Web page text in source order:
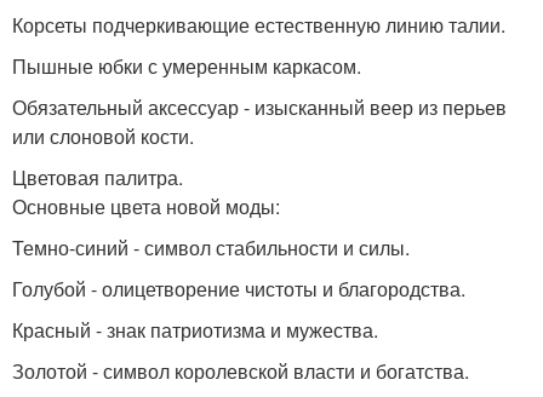
Корсеты подчеркивающие естественную линию талии.
Пышные юбки с умеренным каркасом.
Обязательный аксессуар - изысканный веер из перьев
или слоновой кости.
Цветовая палитра.
Основные цвета новой моды:
Темно-синий - символ стабильности и силы.
Голубой - олицетворение чистоты и благородства.
Красный - знак патриотизма и мужества.
Золотой - символ королевской власти и богатства.